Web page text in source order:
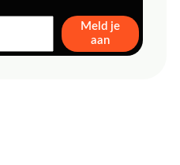
Meld je
aan